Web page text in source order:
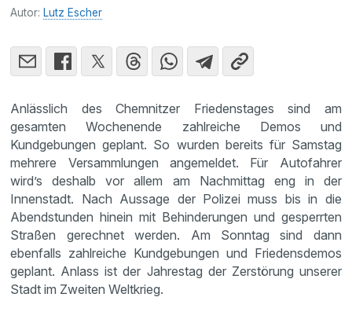
Autor: Lutz Escher
Anlässlich des Chemnitzer Friedenstages sind am
gesamten Wochenende zahlreiche Demos und
Kundgebungen geplant. So wurden bereits für Samstag
mehrere Versammlungen angemeldet. Für Autofahrer
wird’s deshalb vor allem am Nachmittag eng in der
Innenstadt. Nach Aussage der Polizei muss bis in die
Abendstunden hinein mit Behinderungen und gesperrten
Straßen gerechnet werden. Am Sonntag sind dann
ebenfalls zahlreiche Kundgebungen und Friedensdemos
geplant. Anlass ist der Jahrestag der Zerstörung unserer
Stadt im Zweiten Weltkrieg.